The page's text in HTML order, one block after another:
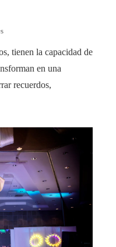
tienen la capacidad de
en una
recuerdos,